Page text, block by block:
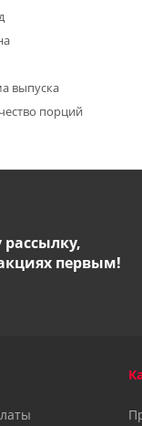
выпуска
порций
первым!